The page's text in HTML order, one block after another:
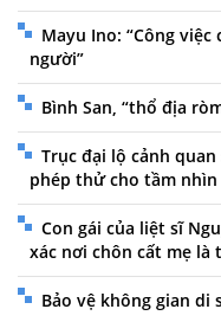
Mayu Ino: “Công
người”
Bình San, “thổ địa
Trục đại lộ cảnh
phép thử cho tầm nhìn
Con gái của liệt sĩ
xác nơi chôn cất mẹ
Bảo vệ không gian di